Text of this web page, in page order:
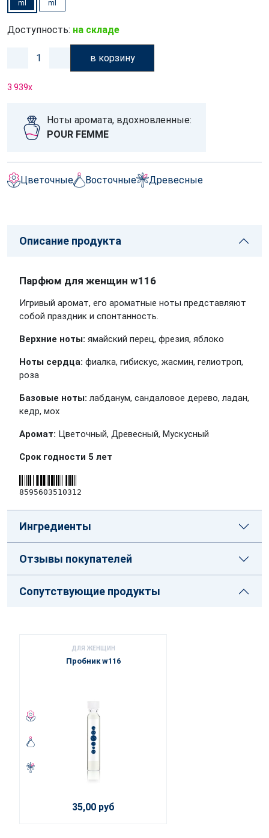
ml ml
Доступность: на складе
в корзину
3 939x
Ноты аромата, вдохновленные:
POUR FEMME
Цветочные Восточные Древесные
Описание продукта
Парфюм для женщин w116
Игривый аромат, его ароматные ноты представляют
собой праздник и спонтанность.
Верхние ноты: ямайский перец, фрезия, яблоко
Ноты сердца: фиалка, гибискус, жасмин, гелиотроп,
роза
Базовые ноты: лабданум, сандаловое дерево, ладан,
кедр, мох
Аромат: Цветочный, Древесный, Мускусный
Срок годности 5 лет
8595603510312
Ингредиенты
Отзывы покупателей
Сопутствующие продукты
ДЛЯ ЖЕНЩИН
Пробник w116
35,00 руб